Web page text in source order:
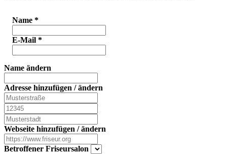
Name *
E-Mail *
Name ändern
Adresse hinzufügen / ändern
Webseite hinzufügen / ändern
Betroffener Friseursalon